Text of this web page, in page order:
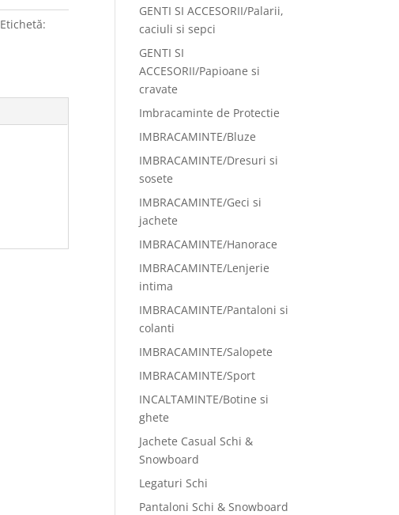
Etichetă:
GENTI SI ACCESORII/Palarii,
caciuli si sepci
GENTI SI
ACCESORII/Papioane si
cravate
Imbracaminte de Protectie
IMBRACAMINTE/Bluze
IMBRACAMINTE/Dresuri si
sosete
IMBRACAMINTE/Geci si
jachete
IMBRACAMINTE/Hanorace
IMBRACAMINTE/Lenjerie
intima
IMBRACAMINTE/Pantaloni si
colanti
IMBRACAMINTE/Salopete
IMBRACAMINTE/Sport
INCALTAMINTE/Botine si
ghete
Jachete Casual Schi &
Snowboard
Legaturi Schi
Pantaloni Schi & Snowboard